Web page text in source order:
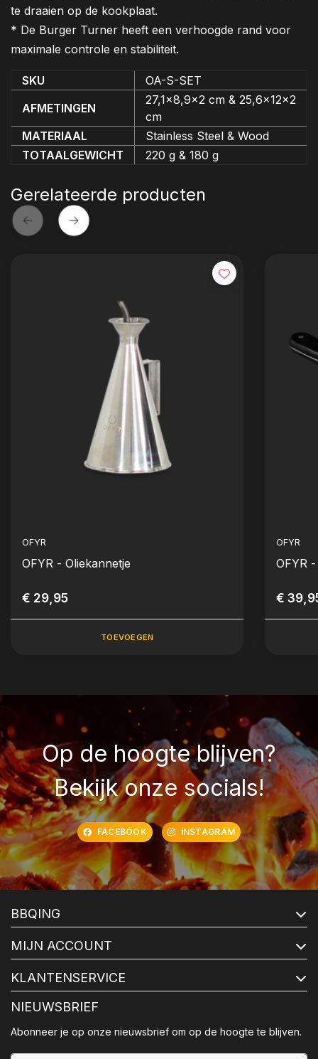
te draaien op de kookplaat.
* De Burger Turner heeft een verhoogde rand voor
maximale controle en stabiliteit.
SKU
OA-S-SET
AFMETINGEN
27,1x8,9x2 cm & 25,6x12x2
cm
MATERIAAL
Stainless Steel & Wood
TOTAALGEWICHT
220 g & 180 g
Gerelateerde producten
OFYR
OFYR - Oliekannetje
€ 29,95
TOEVOEGEN
OFYR
OFYR
€
Op de hoogte blijven?
Bekijk onze socials!
FACEBOOK INSTAGRAM
BBQING
MIJN ACCOUNT
KLANTENSERVICE
NIEUWSBRIEF
Abonneer je op onze nieuwsbrief om op de hoogte te blijven.